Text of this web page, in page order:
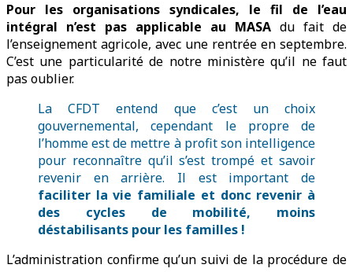
Pour les organisations syndicales, le fil de l’eau
intégral n’est pas applicable au MASA du fait de
l’enseignement agricole, avec une rentrée en septembre.
C’est une particularité de notre ministère qu’il ne faut
pas oublier.
La CFDT entend que c’est un choix
gouvernemental, cependant le propre de
l’homme est de mettre à profit son intelligence
pour reconnaître qu’il s’est trompé et savoir
revenir en arrière. Il est important de
faciliter la vie familiale et donc revenir à
des cycles de mobilité, moins
déstabilisants pour les familles !
L’administration confirme qu’un suivi de la procédure de